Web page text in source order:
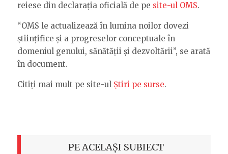
reiese din declarația oficială de pe site-ul OMS.
“OMS le actualizează în lumina noilor dovezi
științifice și a progreselor conceptuale în
domeniul genului, sănătății și dezvoltării”, se arată
în document.
Citiți mai mult pe site-ul Știri pe surse.
PE ACELAȘI SUBIECT